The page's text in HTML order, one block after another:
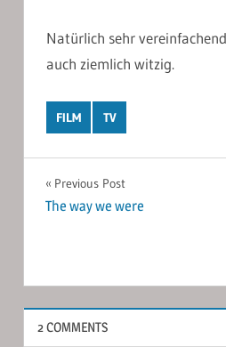
Natürlich sehr
auch ziemlich witzig.
FILM TV
Post
navigation
Previous Post
The way we were
2 COMMENTS